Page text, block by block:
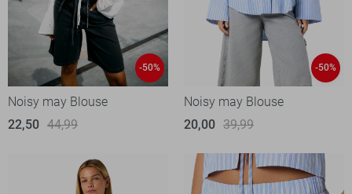
-50%
Noisy may Blouse
22,50 44,99
-50%
Noisy may Blouse
20,00 39,99